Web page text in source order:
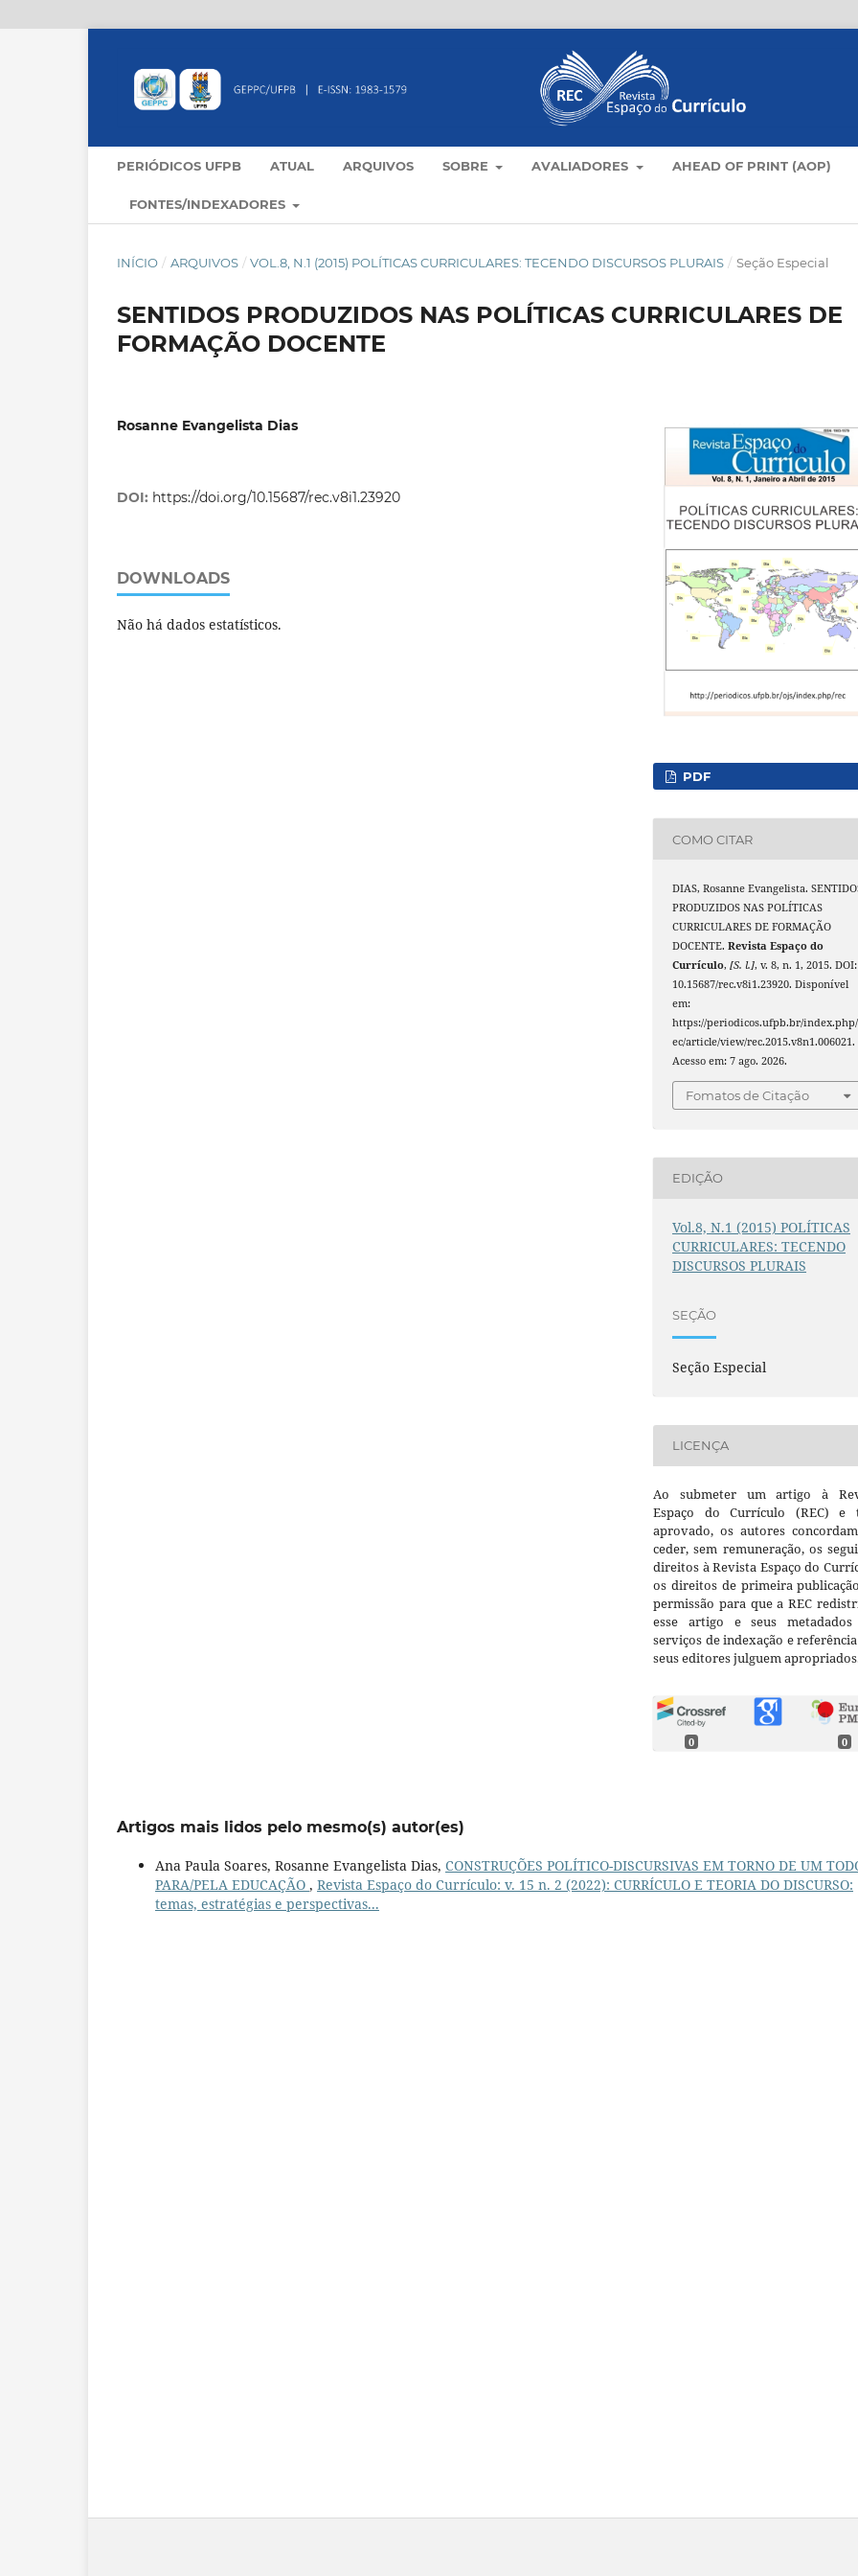
PERIÓDICOS UFPB ATUAL ARQUIVOS SOBRE AVALIADORES AHEAD OF PRINT (AOP)
FONTES/INDEXADORES
INÍCIO / ARQUIVOS / VOL.8, N.1 (2015) POLÍTICAS CURRICULARES: TECENDO DISCURSOS PLURAIS / Seção Especial
SENTIDOS PRODUZIDOS NAS POLÍTICAS CURRICULARES DE
FORMAÇÃO DOCENTE
Rosanne Evangelista Dias
DOI: https://doi.org/10.15687/rec.v8i1.23920
DOWNLOADS
Não há dados estatísticos.
PDF
COMO CITAR
DIAS, Rosanne Evangelista.
PRODUZIDOS NAS POLÍTICAS
CURRICULARES DE FORMAÇÃO
DOCENTE.Revista Espaço do
Currículo,[S. l.], v. 8, n. 1, 2015. DOI:
10.15687/rec.v8i1.23920. Disponível
em:
https://periodicos.ufpb.br/
ec/article/view/rec.2015.v8n1.006021.
Acesso em: 7 ago. 2026.
Fomatos de Citação
EDIÇÃO
Vol.8, N.1 (2015) POLÍTICAS
CURRICULARES: TECENDO
DISCURSOS PLURAIS
SEÇÃO
Seção Especial
LICENÇA
Ao submeter um artigo à
Espaço do Currículo (REC) e
aprovado, os autores
ceder, sem remuneração, os
direitos à Revista Espaço do
os direitos de primeira
permissão para que a REC
esse artigo e seus metadados
serviços de indexação e
seus editores julguem
0 0
Artigos mais lidos pelo mesmo(s) autor(es)
Ana Paula Soares, Rosanne Evangelista Dias, CONSTRUÇÕES POLÍTICO-DISCURSIVAS EM TORNO DE UM
PARA/PELA EDUCAÇÃO , Revista Espaço do Currículo: v. 15 n. 2 (2022): CURRÍCULO E TEORIA DO DISCURSO:
temas, estratégias e perspectivas...